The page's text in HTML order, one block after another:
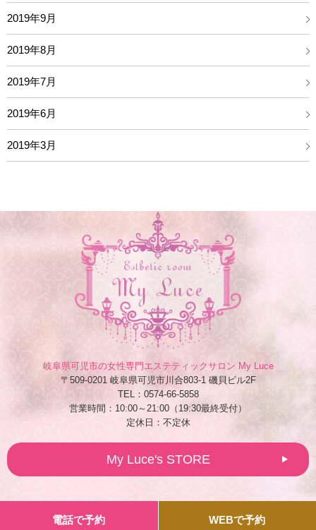
2019年9月
2019年8月
2019年7月
2019年6月
2019年3月
岐阜県可児市の女性専門エステティックサロン My Luce
〒509-0201 岐阜県可児市川合803-1 磯貝ビル2F
TEL：0574-66-5858
営業時間：10:00～21:00（19:30最終受付）
定休日：不定休
My Luce's STORE
電話で予約 WEBで予約